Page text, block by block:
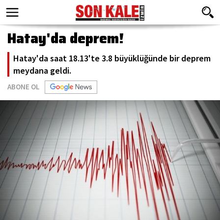
Hatay'da deprem!
Hatay'da saat 18.13'te 3.8 büyüklüğünde bir deprem
meydana geldi.
ABONE OL